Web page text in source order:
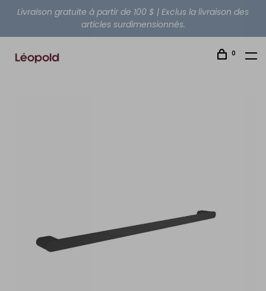
Livraison gratuite à partir de 100 $ | Exclus la livraison des
articles surdimensionnés.
0